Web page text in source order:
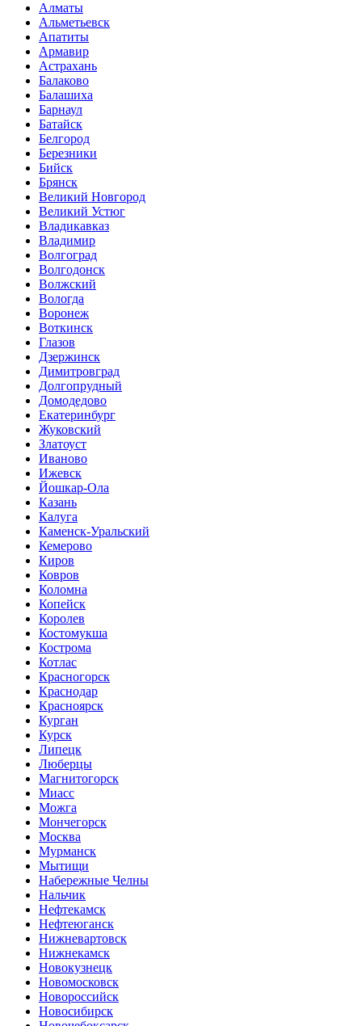
Алматы
Альметьевск
Апатиты
Армавир
Астрахань
Балаково
Балашиха
Барнаул
Батайск
Белгород
Березники
Бийск
Брянск
Великий Новгород
Великий Устюг
Владикавказ
Владимир
Волгоград
Волгодонск
Волжский
Вологда
Воронеж
Воткинск
Глазов
Дзержинск
Димитровград
Долгопрудный
Домодедово
Екатеринбург
Жуковский
Златоуст
Иваново
Ижевск
Йошкар-Ола
Казань
Калуга
Каменск-Уральский
Кемерово
Киров
Ковров
Коломна
Копейск
Королев
Костомукша
Кострома
Котлас
Красногорск
Краснодар
Красноярск
Курган
Курск
Липецк
Люберцы
Магнитогорск
Миасс
Можга
Мончегорск
Москва
Мурманск
Мытищи
Набережные Челны
Нальчик
Нефтекамск
Нефтеюганск
Нижневартовск
Нижнекамск
Новокузнецк
Новомосковск
Новороссийск
Новосибирск